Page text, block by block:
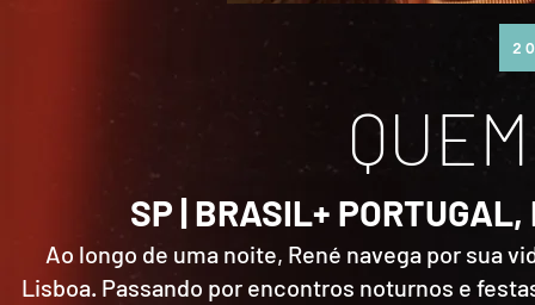
SP | BRASIL+
Ao longo de uma noite, René navega por sua
Lisboa. Passando por encontros noturnos e